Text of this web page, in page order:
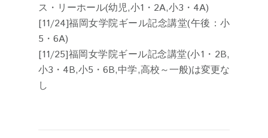
ス・リーホール(幼児,小1・2A,小3・4A)
[11/24]福岡女学院ギール記念講堂(午後：小
5・6A)
[11/25]福岡女学院ギール記念講堂(小1・2B,
小3・4B,小5・6B,中学,高校～一般)は変更な
し